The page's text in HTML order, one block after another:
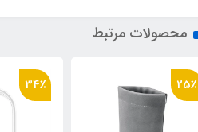
محصولات مرتبط
34٪ 25٪